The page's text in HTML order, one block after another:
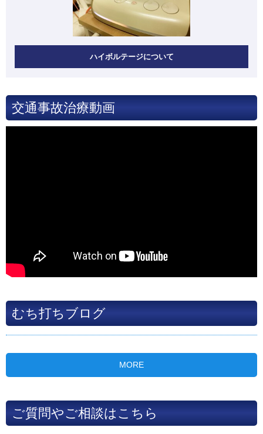
ハイボルテージについて
交通事故治療動画
むち打ちブログ
MORE
ご質問やご相談はこちら